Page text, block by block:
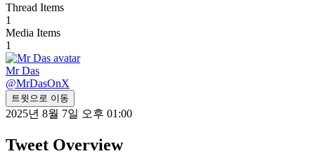
Thread Items
1
Media Items
1
Mr Das
@MrDasOnX
트윗으로 이동
2025년 8월 7일 오후 01:00
Tweet Overview